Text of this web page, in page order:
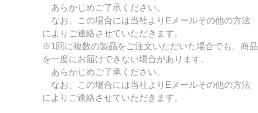
あらかじめご了承ください。
なお、この場合には当社よりEメールその他の方法
によりご連絡させていただきます。
※1回に複数の製品をご注文いただいた場合でも、商品
を一度にお届けできない場合があります。
あらかじめご了承ください。
なお、この場合には当社よりEメールその他の方法
によりご連絡させていただきます。